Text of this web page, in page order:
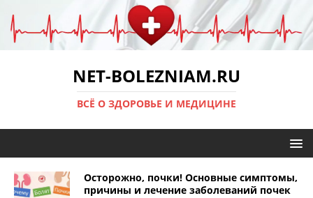
NET-BOLEZNIAM.RU
ВСЁ О ЗДОРОВЬЕ И МЕДИЦИНЕ
Осторожно, почки! Основные симптомы,
причины и лечение заболеваний почек